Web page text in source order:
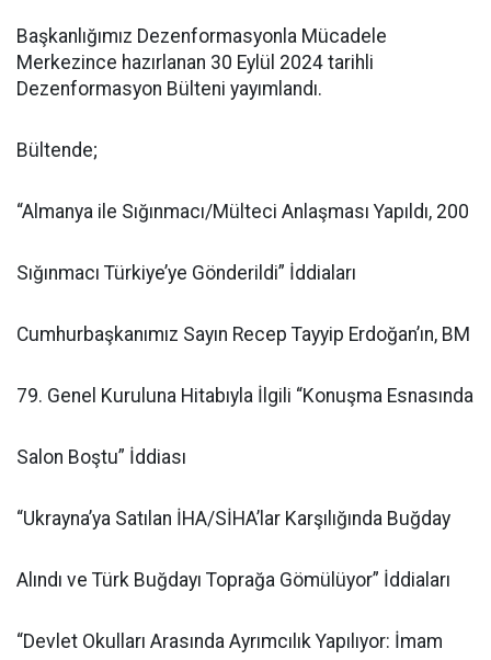
Başkanlığımız Dezenformasyonla Mücadele
Merkezince hazırlanan 30 Eylül 2024 tarihli
Dezenformasyon Bülteni yayımlandı.
Bültende;
“Almanya ile Sığınmacı/Mülteci Anlaşması Yapıldı, 200
Sığınmacı Türkiye’ye Gönderildi” İddiaları
Cumhurbaşkanımız Sayın Recep Tayyip Erdoğan’ın, BM
79. Genel Kuruluna Hitabıyla İlgili “Konuşma Esnasında
Salon Boştu” İddiası
“Ukrayna’ya Satılan İHA/SİHA’lar Karşılığında Buğday
Alındı ve Türk Buğdayı Toprağa Gömülüyor” İddiaları
“Devlet Okulları Arasında Ayrımcılık Yapılıyor: İmam